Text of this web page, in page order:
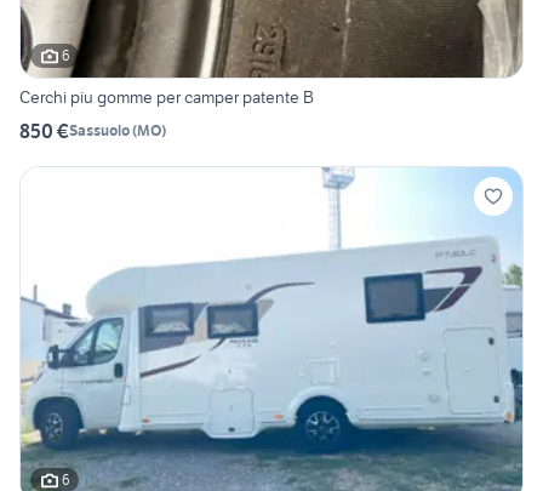
6
Cerchi piu gomme per camper patente B
850 €Sassuolo(MO)
6